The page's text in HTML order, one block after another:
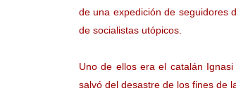
de una expedición de seguidores
de socialistas utópicos.
Uno de ellos era el catalán
salvó del desastre de los fines de